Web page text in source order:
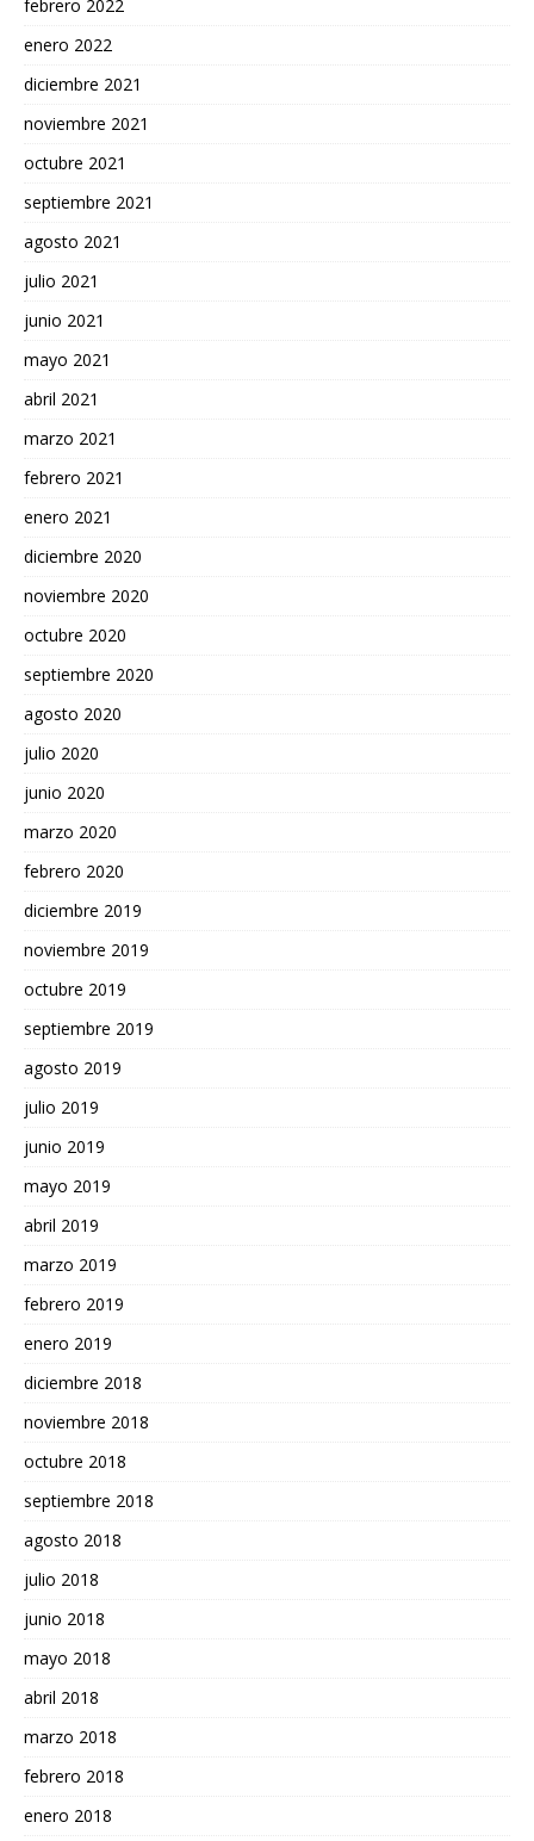
febrero 2022
enero 2022
diciembre 2021
noviembre 2021
octubre 2021
septiembre 2021
agosto 2021
julio 2021
junio 2021
mayo 2021
abril 2021
marzo 2021
febrero 2021
enero 2021
diciembre 2020
noviembre 2020
octubre 2020
septiembre 2020
agosto 2020
julio 2020
junio 2020
marzo 2020
febrero 2020
diciembre 2019
noviembre 2019
octubre 2019
septiembre 2019
agosto 2019
julio 2019
junio 2019
mayo 2019
abril 2019
marzo 2019
febrero 2019
enero 2019
diciembre 2018
noviembre 2018
octubre 2018
septiembre 2018
agosto 2018
julio 2018
junio 2018
mayo 2018
abril 2018
marzo 2018
febrero 2018
enero 2018